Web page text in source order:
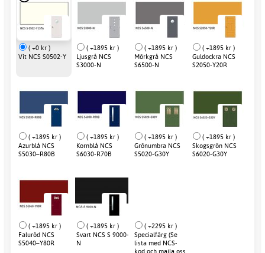
( +0 kr )
Vit NCS S0502-Y
( +1895 kr )
Ljusgrå NCS
S3000-N
( +1895 kr )
Mörkgrå NCS
S6500-N
( +1895 kr )
Guldockra NCS
S2050-Y20R
( +1895 kr )
Azurblå NCS
S5030–R80B
( +1895 kr )
Kornblå NCS
S6030-R70B
( +1895 kr )
Grönumbra NCS
S5020-G30Y
( +1895 kr )
Skogsgrön NCS
S6020-G30Y
( +1895 kr )
Faluröd NCS
S5040–Y80R
( +1895 kr )
Svart NCS S 9000-
N
( +2295 kr )
Specialfärg (Se
lista med NCS-